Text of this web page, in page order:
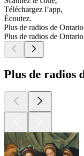
Téléchargez l’app,
Écoutez.
Plus de radios de Ontario
Plus de radios de Ontario
Plus de radios